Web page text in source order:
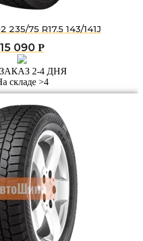
235/75 R17.5 143/141J
15 090 Р
2-4 ДНЯ
складе >4